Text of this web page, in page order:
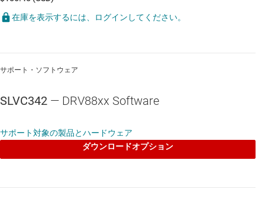
在庫を表示するには、ログインしてください。
サポート・ソフトウェア
SLVC342 — DRV88xx Software
サポート対象の製品とハードウェア
ダウンロードオプション